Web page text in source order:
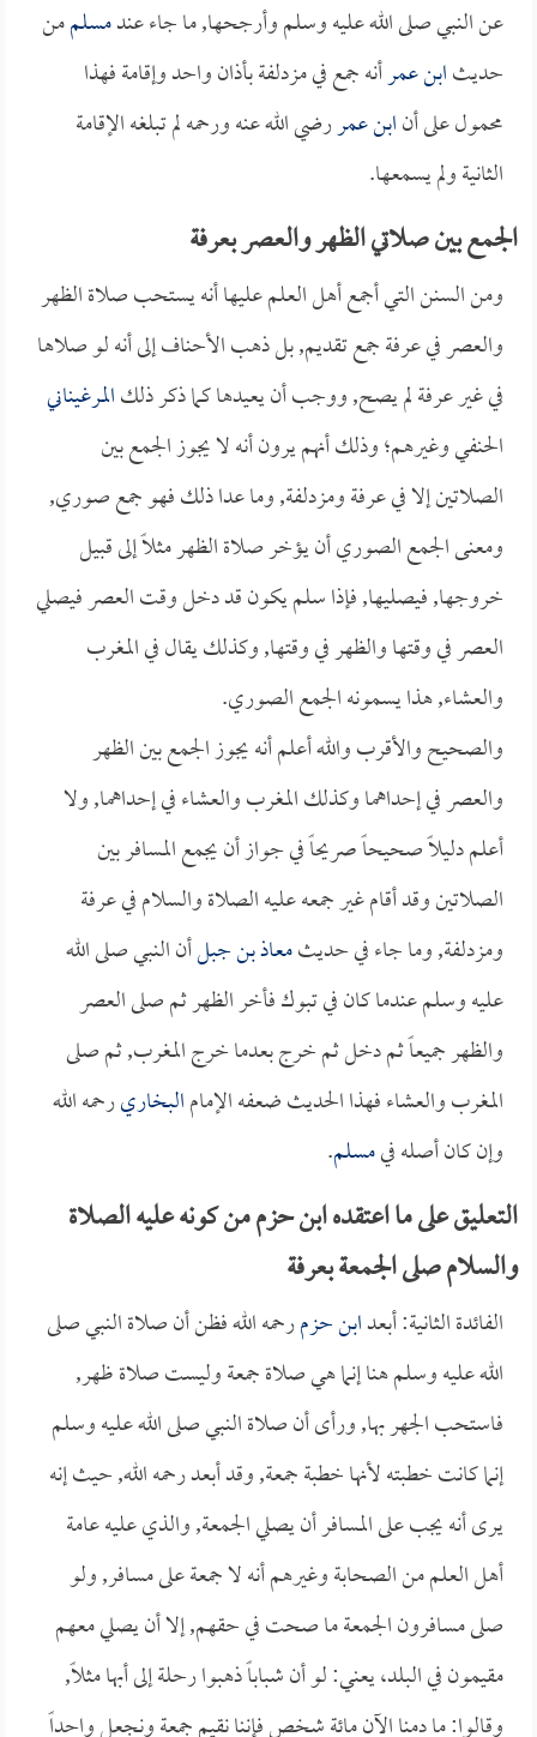
عن النبي صلى الله عليه وسلم وأرجحها, ما جاء عندمسلممن
حديثابن عمرأنه جمع في مزدلفة بأذان واحد وإقامة فهذا
محمول على أنابن عمررضي الله عنه ورحمه لم تبلغه الإقامة
الثانية ولم يسمعها.
الجمع بين صلاتي الظهر والعصر بعرفة
ومن السنن التي أجمع أهل العلم عليها أنه يستحب صلاة الظهر
والعصر في عرفة جمع تقديم, بل ذهب الأحناف إلى أنه لو صلاها
في غير عرفة لم يصح, ووجب أن يعيدها كما ذكر ذلكالمرغيناني
الحنفي وغيرهم؛ وذلك أنهم يرون أنه لا يجوز الجمع بين
الصلاتين إلا في عرفة ومزدلفة, وما عدا ذلك فهو جمع صوري,
ومعنى الجمع الصوري أن يؤخر صلاة الظهر مثلاً إلى قبيل
خروجها, فيصليها, فإذا سلم يكون قد دخل وقت العصر فيصلي
العصر في وقتها والظهر في وقتها, وكذلك يقال في المغرب
والعشاء, هذا يسمونه الجمع الصوري.
والصحيح والأقرب والله أعلم أنه يجوز الجمع بين الظهر
والعصر في إحداهما وكذلك المغرب والعشاء في إحداهما, ولا
أعلم دليلاً صحيحاً صريحاً في جواز أن يجمع المسافر بين
الصلاتين وقد أقام غير جمعه عليه الصلاة والسلام في عرفة
ومزدلفة, وما جاء في حديثمعاذ بن جبلأن النبي صلى الله
عليه وسلم عندما كان في تبوك فأخر الظهر ثم صلى العصر
والظهر جميعاً ثم دخل ثم خرج بعدما خرج المغرب, ثم صلى
المغرب والعشاء فهذا الحديث ضعفه الإمامالبخاريرحمه الله
وإن كان أصله فيمسلم.
التعليق على ما اعتقده ابن حزم من كونه عليه الصلاة
والسلام صلى الجمعة بعرفة
الفائدة الثانية: أبعدابن حزمرحمه الله فظن أن صلاة النبي صلى
الله عليه وسلم هنا إنما هي صلاة جمعة وليست صلاة ظهر,
فاستحب الجهر بها, ورأى أن صلاة النبي صلى الله عليه وسلم
إنما كانت خطبته لأنها خطبة جمعة, وقد أبعد رحمه الله, حيث إنه
يرى أنه يجب على المسافر أن يصلي الجمعة, والذي عليه عامة
أهل العلم من الصحابة وغيرهم أنه لا جمعة على مسافر, ولو
صلى مسافرون الجمعة ما صحت في حقهم, إلا أن يصلي معهم
مقيمون في البلد، يعني: لو أن شباباً ذهبوا رحلة إلى أبها مثلاً,